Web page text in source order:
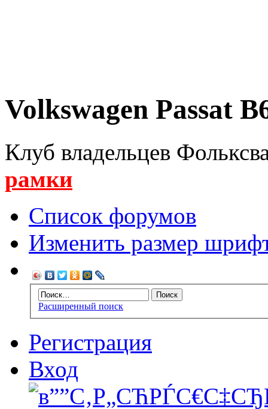
Volkswagen Passat
Клуб владельцев
рамки
Список форумов
Изменить размер
Расширенный поиск
Регистрация
Вход